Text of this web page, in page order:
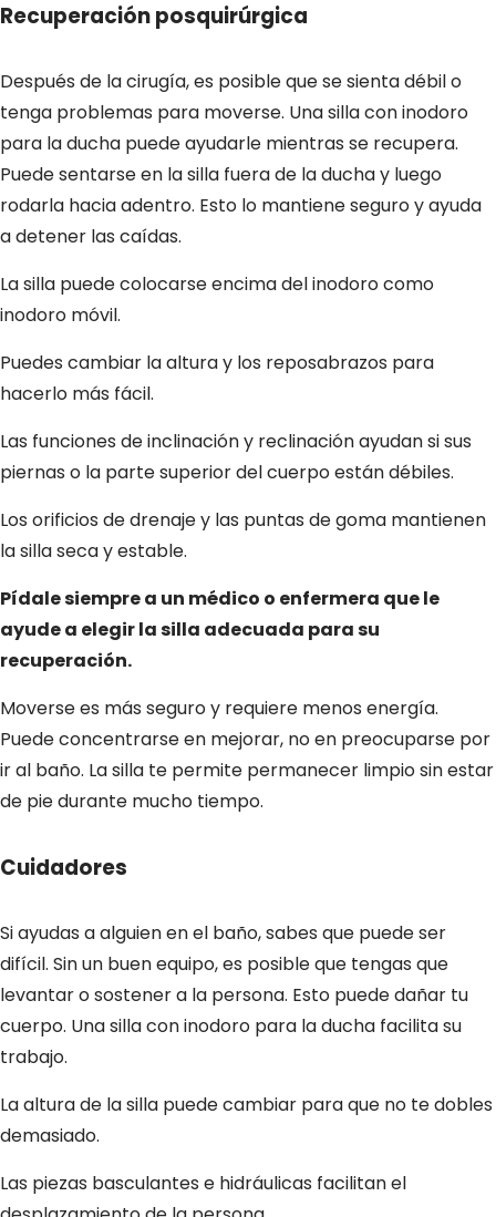
Recuperación posquirúrgica
Después de la cirugía, es posible que se sienta débil o
tenga problemas para moverse. Una silla con inodoro
para la ducha puede ayudarle mientras se recupera.
Puede sentarse en la silla fuera de la ducha y luego
rodarla hacia adentro. Esto lo mantiene seguro y ayuda
a detener las caídas.
La silla puede colocarse encima del inodoro como
inodoro móvil.
Puedes cambiar la altura y los reposabrazos para
hacerlo más fácil.
Las funciones de inclinación y reclinación ayudan si sus
piernas o la parte superior del cuerpo están débiles.
Los orificios de drenaje y las puntas de goma mantienen
la silla seca y estable.
Pídale siempre a un médico o enfermera que le
ayude a elegir la silla adecuada para su
recuperación.
Moverse es más seguro y requiere menos energía.
Puede concentrarse en mejorar, no en preocuparse por
ir al baño. La silla te permite permanecer limpio sin estar
de pie durante mucho tiempo.
Cuidadores
Si ayudas a alguien en el baño, sabes que puede ser
difícil. Sin un buen equipo, es posible que tengas que
levantar o sostener a la persona. Esto puede dañar tu
cuerpo. Una silla con inodoro para la ducha facilita su
trabajo.
La altura de la silla puede cambiar para que no te dobles
demasiado.
Las piezas basculantes e hidráulicas facilitan el